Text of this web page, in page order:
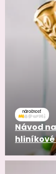
náročnosť
Návod